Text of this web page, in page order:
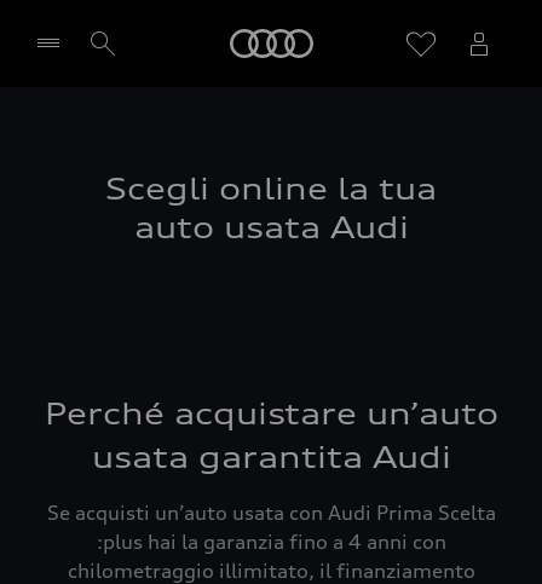
Scegli online la tua
auto usata Audi
Perché acquistare un’auto
usata garantita Audi
Se acquisti un’auto usata con Audi Prima Scelta
:plus hai la garanzia fino a 4 anni con
chilometraggio illimitato, il finanziamento